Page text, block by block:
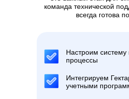
Настроим
процессы
Интегрируем
учетными
команда технической
всегда готова